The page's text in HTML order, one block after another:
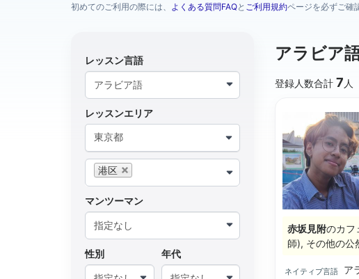
初めてのご利用の際には、 よくある質問FAQと ご利用規約ページを必ずご確
レッスン言語
レッスンエリア
東京都
港区
マンツーマン
性別 年代
アラビア
登録人数合計 7 人
赤坂見附のカフ
師), その他の公
ネイティブ言語 ア